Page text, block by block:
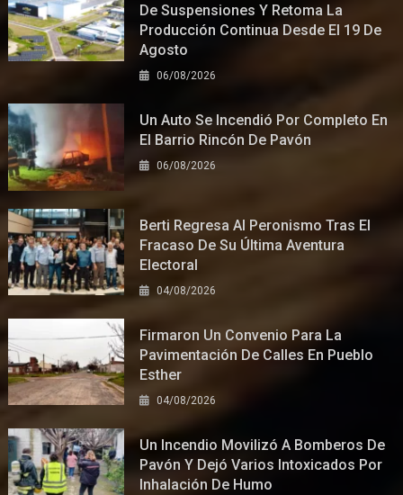
De Suspensiones Y Retoma La
Producción Continua Desde El 19 De
Agosto
06/08/2026
Un Auto Se Incendió Por Completo En
El Barrio Rincón De Pavón
06/08/2026
Berti Regresa Al Peronismo Tras El
Fracaso De Su Última Aventura
Electoral
04/08/2026
Firmaron Un Convenio Para La
Pavimentación De Calles En Pueblo
Esther
04/08/2026
Un Incendio Movilizó A Bomberos De
Pavón Y Dejó Varios Intoxicados Por
Inhalación De Humo